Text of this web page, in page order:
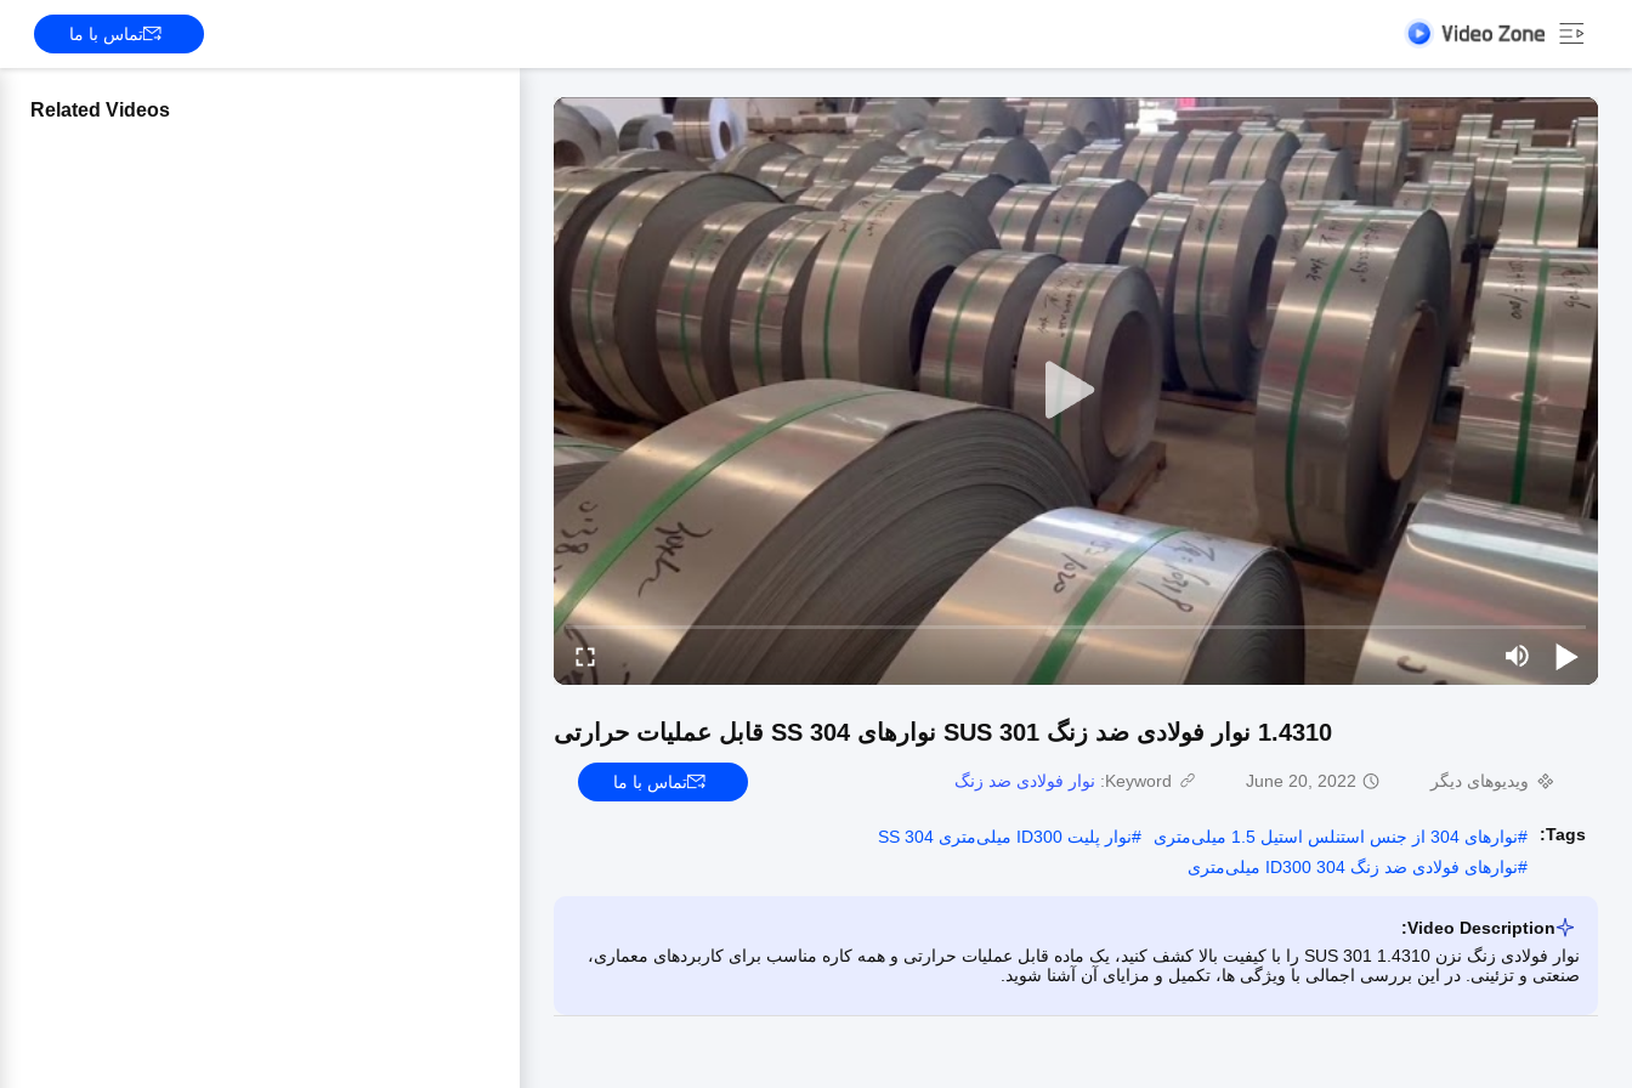
تماس با ما
1.4310 نوار فولادی ضد زنگ SUS 301 نوارهای SS 304 قابل عملیات حرارتی
ویدیوهای دیگر June 20, 2022
Keyword: نوار فولادی ضد زنگ تماس با ما
Tags:
#نوارهای 304 از جنس استنلس استیل 1.5 میلی‌متری #نوار پلیت ID300 میلی‌متری SS 304
#نوارهای فولادی ضد زنگ 304 ID300 میلی‌متری
Video Description:
نوار فولادی زنگ نزن 1.4310 SUS 301 را با کیفیت بالا کشف کنید، یک ماده قابل عملیات حرارتی و همه کاره مناسب برای کاربردهای معماری،
صنعتی و تزئینی. در این بررسی اجمالی با ویژگی ها، تکمیل و مزایای آن آشنا شوید.
Related Videos